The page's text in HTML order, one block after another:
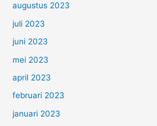
augustus 2023
juli 2023
juni 2023
mei 2023
april 2023
februari 2023
januari 2023